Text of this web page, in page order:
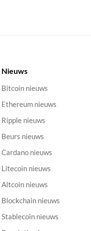
Nieuws
Bitcoin nieuws
Ethereum nieuws
Ripple nieuws
Beurs nieuws
Cardano nieuws
Litecoin nieuws
Altcoin nieuws
Blockchain nieuws
Stablecoin nieuws